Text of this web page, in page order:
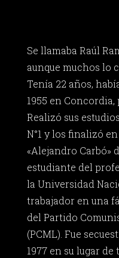
Se llamaba Raúl
aunque muchos lo
Tenía 22 años,
1955 en
Realizó sus
N°1 y los finalizó
«Alejandro Carbó»
estudiante del
la Universidad
trabajador en una
del Partido
(PCML). Fue
1977 en su lugar